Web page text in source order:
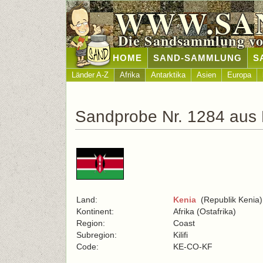
Die Sandsammlung
HOME SAND-SAMMLUNG
Länder A-Z Afrika Antarktika Asien Europa
Sandprobe Nr. 1284 aus
Land: Kenia (Republik Kenia)
Kontinent:
Afrika (Ostafrika)
Region:
Coast
Subregion:
Kilifi
Code:
KE-CO-KF